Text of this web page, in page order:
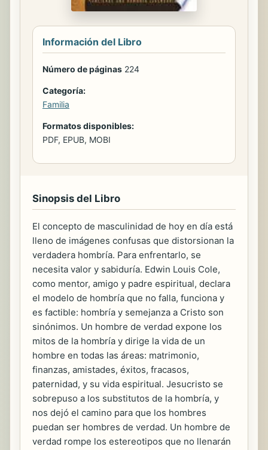
Información del Libro
Número de páginas 224
Categoría:
Familia
Formatos disponibles:
PDF, EPUB, MOBI
Sinopsis del Libro
El concepto de masculinidad de hoy en día está
lleno de imágenes confusas que distorsionan la
verdadera hombría. Para enfrentarlo, se
necesita valor y sabiduría. Edwin Louis Cole,
como mentor, amigo y padre espiritual, declara
el modelo de hombría que no falla, funciona y
es factible: hombría y semejanza a Cristo son
sinónimos. Un hombre de verdad expone los
mitos de la hombría y dirige la vida de un
hombre en todas las áreas: matrimonio,
finanzas, amistades, éxitos, fracasos,
paternidad, y su vida espiritual. Jesucristo se
sobrepuso a los substitutos de la hombría, y
nos dejó el camino para que los hombres
puedan ser hombres de verdad. Un hombre de
verdad rompe los estereotipos que no llenarán